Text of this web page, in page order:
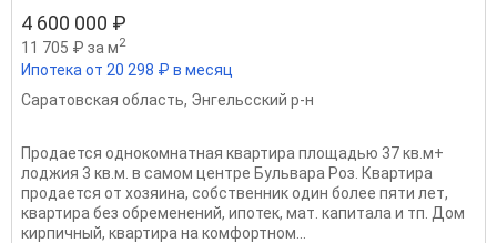
4 600 000 ₽
11 705 ₽ за м2
Ипотека от 20 298 ₽ в месяц
Саратовская область, Энгельсский р-н
Продается однокомнатная квартира площадью 37 кв.м+
лоджия 3 кв.м. в самом центре Бульвара Роз. Квартира
продается от хозяина, собственник один более пяти лет,
квартира без обременений, ипотек, мат. капитала и тп. Дом
кирпичный, квартира на комфортном...